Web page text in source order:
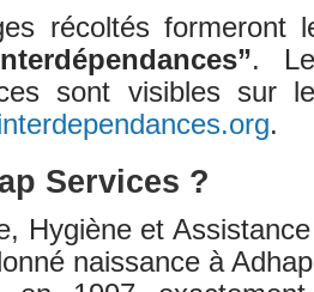
récoltés formeront
.
sont visibles sur
.
Services ?
Hygiène et
naissance à